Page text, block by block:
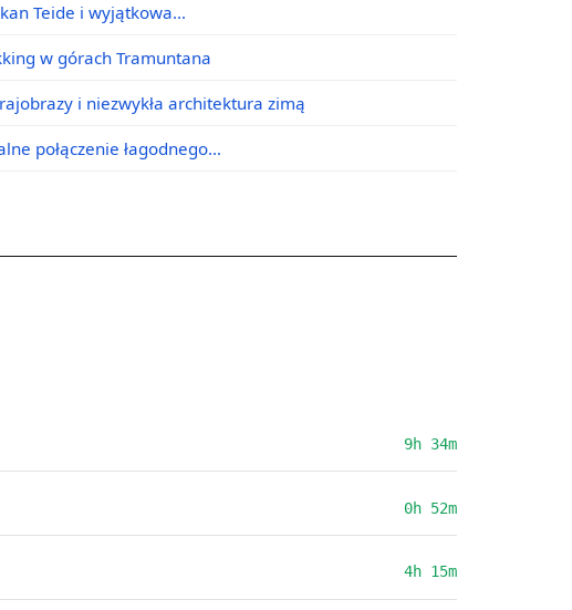
Teide i wyjątkowa…
w górach Tramuntana
i niezwykła architektura zimą
połączenie łagodnego…
9h 34m
0h 52m
4h 15m